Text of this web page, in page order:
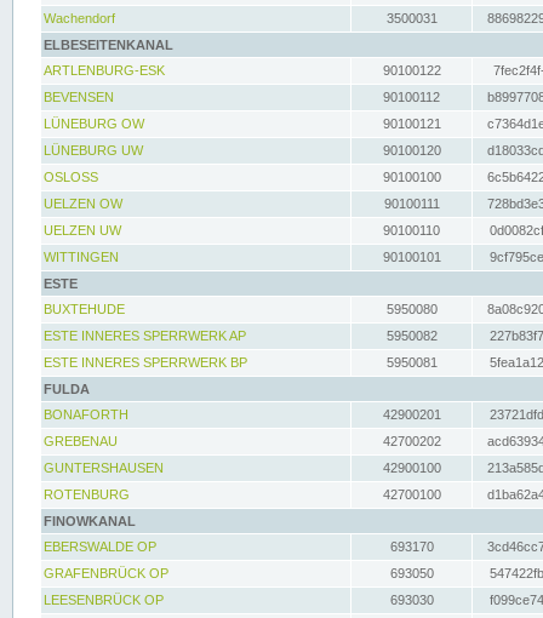
Wachendorf
3500031
ELBESEITENKANAL
ARTLENBURG-ESK
90100122
BEVENSEN
90100112
LÜNEBURG OW
90100121
LÜNEBURG UW
90100120
OSLOSS
90100100
UELZEN OW
90100111
UELZEN UW
90100110
WITTINGEN
90100101
ESTE
BUXTEHUDE
5950080
ESTE INNERES SPERRWERK AP
5950082
ESTE INNERES SPERRWERK BP
5950081
FULDA
BONAFORTH
42900201
GREBENAU
42700202
GUNTERSHAUSEN
42900100
ROTENBURG
42700100
FINOWKANAL
EBERSWALDE OP
693170
GRAFENBRÜCK OP
693050
LEESENBRÜCK OP
693030